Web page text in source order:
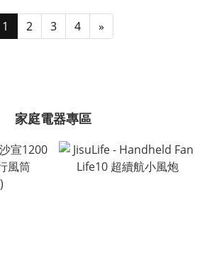
1 2 3 4 »
家庭電器專區